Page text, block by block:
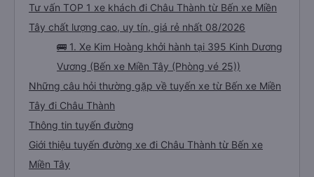
Tư vấn TOP 1 xe khách đi Châu Thành từ Bến xe Miền
Tây chất lượng cao, uy tín, giá rẻ nhất 08/2026
🚌 1. Xe Kim Hoàng khởi hành tại 395 Kinh Dương
Vương (Bến xe Miền Tây (Phòng vé 25))
Những câu hỏi thường gặp về tuyến xe từ Bến xe Miền
Tây đi Châu Thành
Thông tin tuyến đường
Giới thiệu tuyến đường xe đi Châu Thành từ Bến xe
Miền Tây